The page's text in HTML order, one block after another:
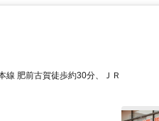
線 肥前古賀徒歩約30分、ＪＲ